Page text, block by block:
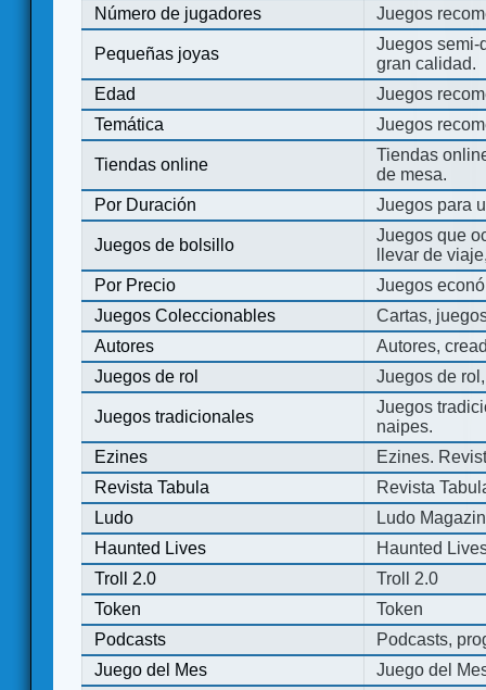
Número de jugadores
Juegos
Pequeñas joyas
Juegos semi-
gran calidad.
Edad
Juegos
Temática
Juegos
Tiendas online
Tiendas
de mesa.
Por Duración
Juegos para
Juegos de bolsillo
Juegos que
llevar de
Por Precio
Juegos
Juegos Coleccionables
Cartas,
Autores
Autores,
Juegos de rol
Juegos de
Juegos tradicionales
Juegos
naipes.
Ezines
Ezines.
Revista Tabula
Revista
Ludo
Ludo
Haunted Lives
Haunted
Troll 2.0
Troll 2.0
Token
Token
Podcasts
Podcasts,
Juego del Mes
Juego del